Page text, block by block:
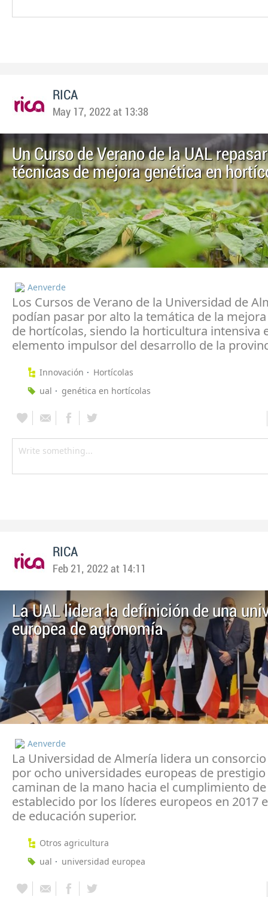
RICA
May 17, 2022 at 13:38
Un Curso de Verano de la UAL
técnicas de mejora genética en
Aenverde
Los Cursos de Verano de la Universidad de
podían pasar por alto la temática de la
de hortícolas, siendo la horticultura intensiva
elemento impulsor del desarrollo de la
Innovación
Hortícolas
ual
genética en hortícolas
RICA
Feb 21, 2022 at 14:11
La UAL lidera la definición de una
europea de agronomía
Aenverde
La Universidad de Almería lidera un
por ocho universidades europeas de
caminan de la mano hacia el cumplimiento
establecido por los líderes europeos en 2017
de educación superior.
Otros agricultura
ual
universidad europea